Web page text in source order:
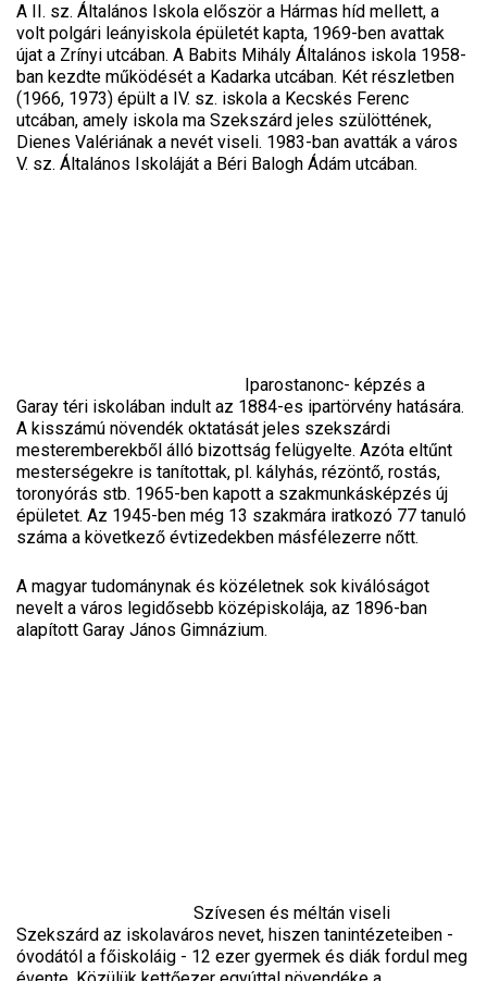
A II. sz. Általános Iskola először a Hármas híd mellett, a
volt polgári leányiskola épületét kapta, 1969-ben avattak
újat a Zrínyi utcában. A Babits Mihály Általános iskola 1958-
ban kezdte működését a Kadarka utcában. Két részletben
(1966, 1973) épült a IV. sz. iskola a Kecskés Ferenc
utcában, amely iskola ma Szekszárd jeles szülöttének,
Dienes Valériának a nevét viseli. 1983-ban avatták a város
V. sz. Általános Iskoláját a Béri Balogh Ádám utcában.
Iparostanonc- képzés a
Garay téri iskolában indult az 1884-es ipartörvény hatására.
A kisszámú növendék oktatását jeles szekszárdi
mesteremberekből álló bizottság felügyelte. Azóta eltűnt
mesterségekre is tanítottak, pl. kályhás, rézöntő, rostás,
toronyórás stb. 1965-ben kapott a szakmunkásképzés új
épületet. Az 1945-ben még 13 szakmára iratkozó 77 tanuló
száma a következő évtizedekben másfélezerre nőtt.
A magyar tudománynak és közéletnek sok kiválóságot
nevelt a város legidősebb középiskolája, az 1896-ban
alapított Garay János Gimnázium.
Szívesen és méltán viseli
Szekszárd az iskolaváros nevet, hiszen tanintézeteiben -
óvodától a főiskoláig - 12 ezer gyermek és diák fordul meg